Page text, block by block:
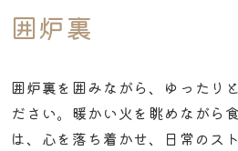
囲炉裏
囲炉裏を囲みながら、ゆったり
ださい。暖かい火を眺めながら
は、心を落ち着かせ、日常のス